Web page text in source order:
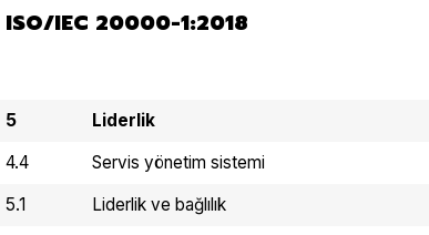
ISO/IEC 20000-1:2018
5
Liderlik
4.4
Servis yönetim sistemi
5.1
Liderlik ve bağlılık